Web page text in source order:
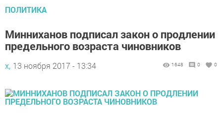
ПОЛИТИКА
Минниханов подписал закон о продлении
предельного возраста чиновников
х, 13 ноября 2017 - 13:34 1648 0 0